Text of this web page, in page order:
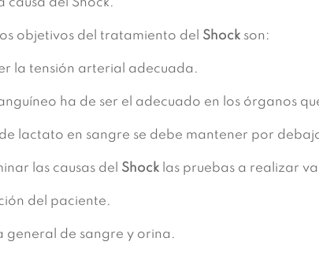
causa del Shock.
objetivos del tratamiento del Shock son:
la tensión arterial adecuada.
ha de ser el adecuado en los órganos
lactato en sangre se debe mantener por
las causas del Shock las pruebas a realizar
del paciente.
general de sangre y orina.